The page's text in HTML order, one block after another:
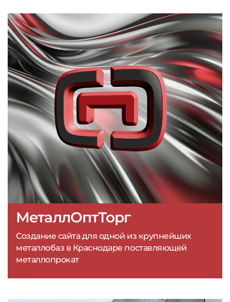
МеталлОптТорг
Создание сайта для одной из крупнейших
металлобаз в Краснодаре поставляющей
металлопрокат